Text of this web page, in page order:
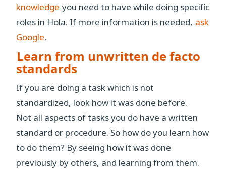
knowledge you need to have while doing specific
roles in Hola. If more information is needed, ask
Google.
Learn from unwritten de facto
standards
If you are doing a task which is not
standardized, look how it was done before.
Not all aspects of tasks you do have a written
standard or procedure. So how do you learn how
to do them? By seeing how it was done
previously by others, and learning from them.